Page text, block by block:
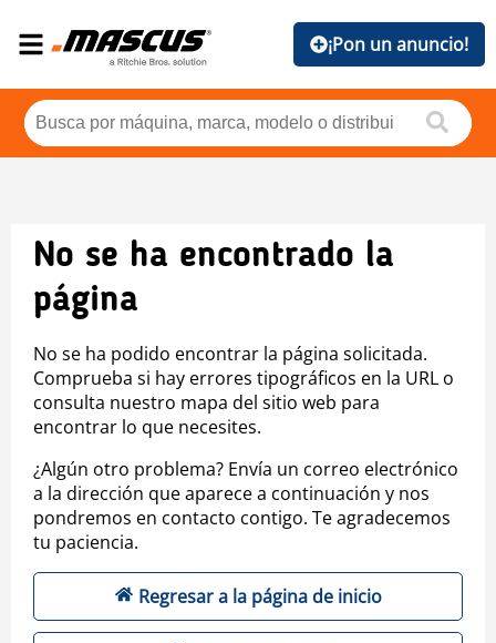
¡Pon un anuncio!
No se ha encontrado la
página
No se ha podido encontrar la página solicitada.
Comprueba si hay errores tipográficos en la URL o
consulta nuestro mapa del sitio web para
encontrar lo que necesites.
¿Algún otro problema? Envía un correo electrónico
a la dirección que aparece a continuación y nos
pondremos en contacto contigo. Te agradecemos
tu paciencia.
Regresar a la página de inicio